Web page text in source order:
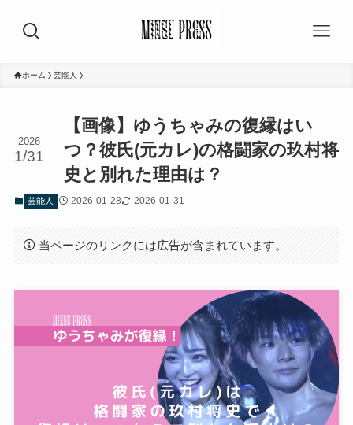
ホーム 芸能人
【画像】ゆうちゃみの復縁はい
つ？彼氏(元カレ)の格闘家の玖村将
史と別れた理由は？
2026
1/31
芸能人 2026-01-28 2026-01-31
当ページのリンクには広告が含まれています。